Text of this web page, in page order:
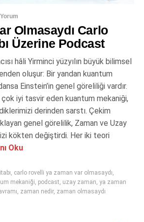
Olmasaydı Carlo
Üzerine Podcast
hâli Yirminci yüzyılın büyük bilimsel
oluşur: Bir yandan kuantum
Einstein’in genel göreliliği vardır.
iyi tasvir eden kuantum mekaniği,
derinden sarstı. Çekim
genel görelilik, Zaman ve Uzay
kökten değiştirdi. Her iki teori
Oku
, carlo rovelli ya zaman var olmasaydı,
mekaniği, podcast, uzay zaman, ya zaman
, zaman nedir, zaman olmasaydı